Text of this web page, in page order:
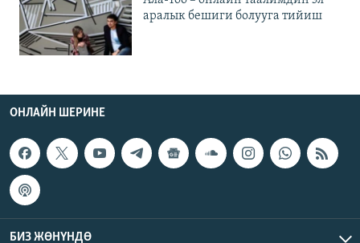
аралык бешиги болууга тийиш
ОНЛАЙН ШЕРИНЕ
БИЗ ЖӨНҮНДӨ